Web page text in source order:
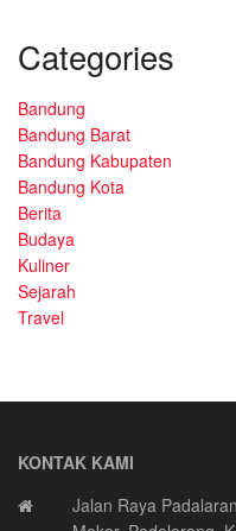
Categories
Bandung
Bandung Barat
Bandung Kabupaten
Bandung Kota
Berita
Budaya
Kuliner
Sejarah
Travel
KONTAK KAMI
Jalan Raya